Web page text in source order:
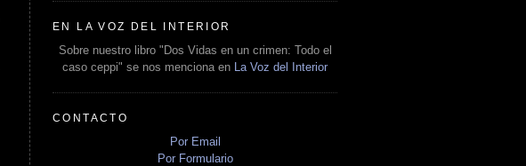
EN LA VOZ DEL INTERIOR
Sobre nuestro libro "Dos Vidas en un crimen: Todo el
caso ceppi" se nos menciona en
La Voz del Interior
CONTACTO
Por Email
Por Formulario